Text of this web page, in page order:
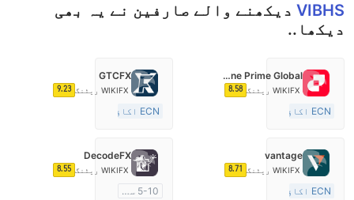
VIBHS دیکھنے والے صارفین نے یہ بھی
دیکھا..
Fortune Prime Global
WIKIFX ریٹنگ 8.58
ECN اکاؤنٹ
مارکیٹ سازی کا لائسنس (MM)
GTCFX
WIKIFX ریٹنگ 9.23
ECN اکاؤنٹ
مارکیٹ سازی کا لائسنس (MM)
vantage
WIKIFX ریٹنگ 8.71
ECN اکاؤنٹ
DecodeFX
WIKIFX ریٹنگ 8.55
5-10 سال